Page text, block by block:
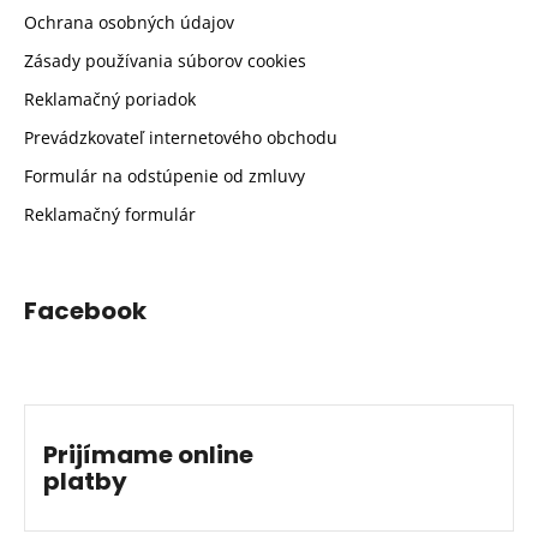
Ochrana osobných údajov
Zásady používania súborov cookies
Reklamačný poriadok
Prevádzkovateľ internetového obchodu
Formulár na odstúpenie od zmluvy
Reklamačný formulár
Facebook
Prijímame online
platby